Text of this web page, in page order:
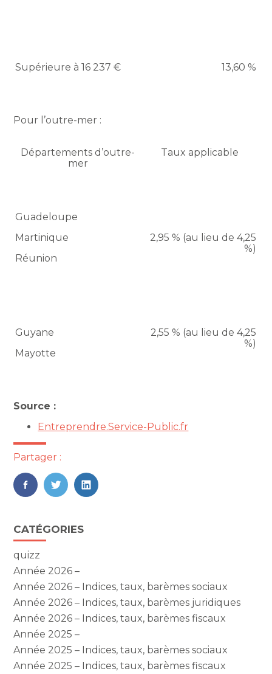
Supérieure à 16 237 € 13,60 %
Pour l’outre-mer :
Départements d’outre-
mer
Taux applicable
Guadeloupe
Martinique
Réunion
2,95 % (au lieu de 4,25
%)
Guyane
Mayotte
2,55 % (au lieu de 4,25
%)
Source :
Entreprendre.Service-Public.fr
Partager :
FaceBook
TwitterLinkedIn
Blog
sidebar
CATÉGORIES
quizz
Année 2026 –
Année 2026 – Indices, taux, barèmes sociaux
Année 2026 – Indices, taux, barèmes juridiques
Année 2026 – Indices, taux, barèmes fiscaux
Année 2025 –
Année 2025 – Indices, taux, barèmes sociaux
Année 2025 – Indices, taux, barèmes fiscaux